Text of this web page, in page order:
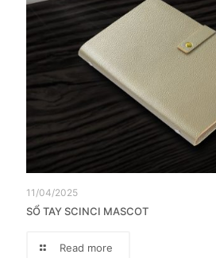
11/04/2025
SỔ TAY SCINCI MASCOT
Read more